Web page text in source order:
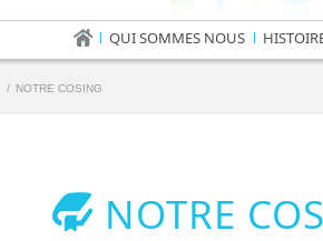
QUI SOMMES NOUS
/ NOTRE COSING
NOTRE